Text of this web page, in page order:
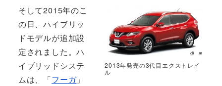
2013年発売の3代目エクストレイ
ル
そして2015年のこ
の日、ハイブリッ
ドモデルが追加設
定されました。ハ
イブリッドシステ
ムは、「フーガ」